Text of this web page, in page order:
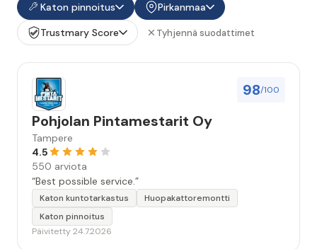
Katon pinnoitus
Pirkanmaa
Trustmary Score
Tyhjennä suodattimet
98/100
Pohjolan Pintamestarit Oy
Tampere
4.5
550 arviota
“Best possible service.”
Katon kuntotarkastus
Huopakattoremontti
Katon pinnoitus
Päivitetty 24.7.2026